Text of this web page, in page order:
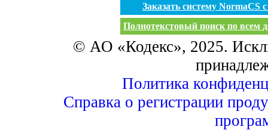
Заказать систему
Полнотекстовый поиск по всем
© АО «Кодекс», 2025.
Политика
Справка о регистрации